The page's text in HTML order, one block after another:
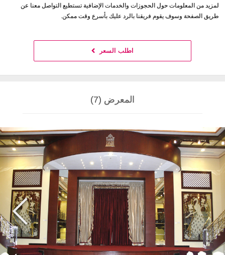
لمزيد من المعلومات حول الحجوزات والخدمات الإضافية تستطيع التواصل معنا عن
طريق الصفحة وسوف يقوم فريقنا بالرد عليك بأسرع وقت ممكن.
اطلب السعر
المعرض (7)